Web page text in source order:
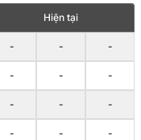
Hiện tại
- - -
- - -
- - -
- - -